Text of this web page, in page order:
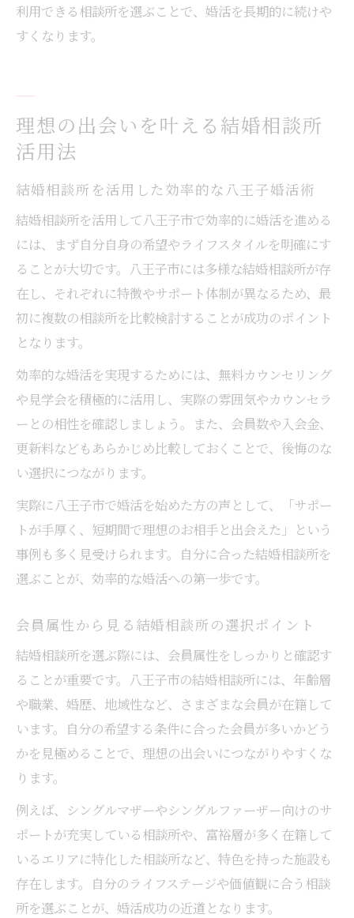
利用できる相談所を選ぶことで、婚活を長期的に続けや
すくなります。
理想の出会いを叶える結婚相談所
活用法
結婚相談所を活用した効率的な八王子婚活術
結婚相談所を活用して八王子市で効率的に婚活を進める
には、まず自分自身の希望やライフスタイルを明確にす
ることが大切です。八王子市には多様な結婚相談所が存
在し、それぞれに特徴やサポート体制が異なるため、最
初に複数の相談所を比較検討することが成功のポイント
となります。
効率的な婚活を実現するためには、無料カウンセリング
や見学会を積極的に活用し、実際の雰囲気やカウンセラ
ーとの相性を確認しましょう。また、会員数や入会金、
更新料などもあらかじめ比較しておくことで、後悔のな
い選択につながります。
実際に八王子市で婚活を始めた方の声として、「サポー
トが手厚く、短期間で理想のお相手と出会えた」という
事例も多く見受けられます。自分に合った結婚相談所を
選ぶことが、効率的な婚活への第一歩です。
会員属性から見る結婚相談所の選択ポイント
結婚相談所を選ぶ際には、会員属性をしっかりと確認す
ることが重要です。八王子市の結婚相談所には、年齢層
や職業、婚歴、地域性など、さまざまな会員が在籍して
います。自分の希望する条件に合った会員が多いかどう
かを見極めることで、理想の出会いにつながりやすくな
ります。
例えば、シングルマザーやシングルファーザー向けのサ
ポートが充実している相談所や、富裕層が多く在籍して
いるエリアに特化した相談所など、特色を持った施設も
存在します。自分のライフステージや価値観に合う相談
所を選ぶことが、婚活成功の近道となります。